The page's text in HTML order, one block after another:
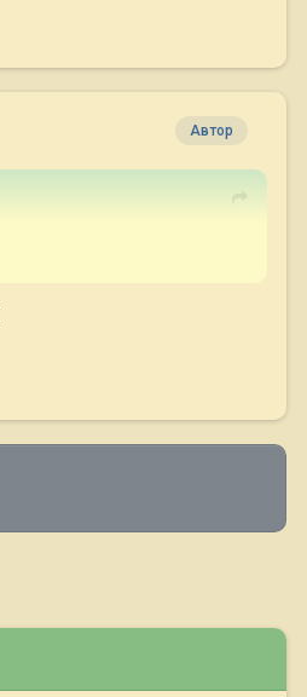
Автор